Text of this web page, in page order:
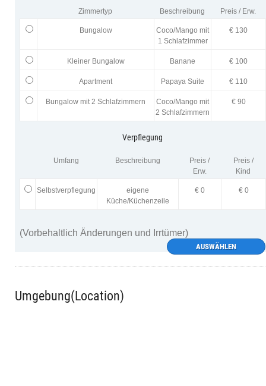
Zimmertyp Beschreibung Preis / Erw.
Bungalow
Coco/Mango mit
1 Schlafzimmer
€ 130
Kleiner Bungalow Banane € 100
Apartment Papaya Suite € 110
Bungalow mit 2 Schlafzimmern
Coco/Mango mit
2 Schlafzimmern
€ 90
Verpflegung
Umfang Beschreibung
Preis /
Erw.
Preis /
Kind
Selbstverpflegung
eigene
Küche/Küchenzeile
€ 0 € 0
(Vorbehaltlich Änderungen und Irrtümer)
AUSWÄHLEN
Umgebung(Location)